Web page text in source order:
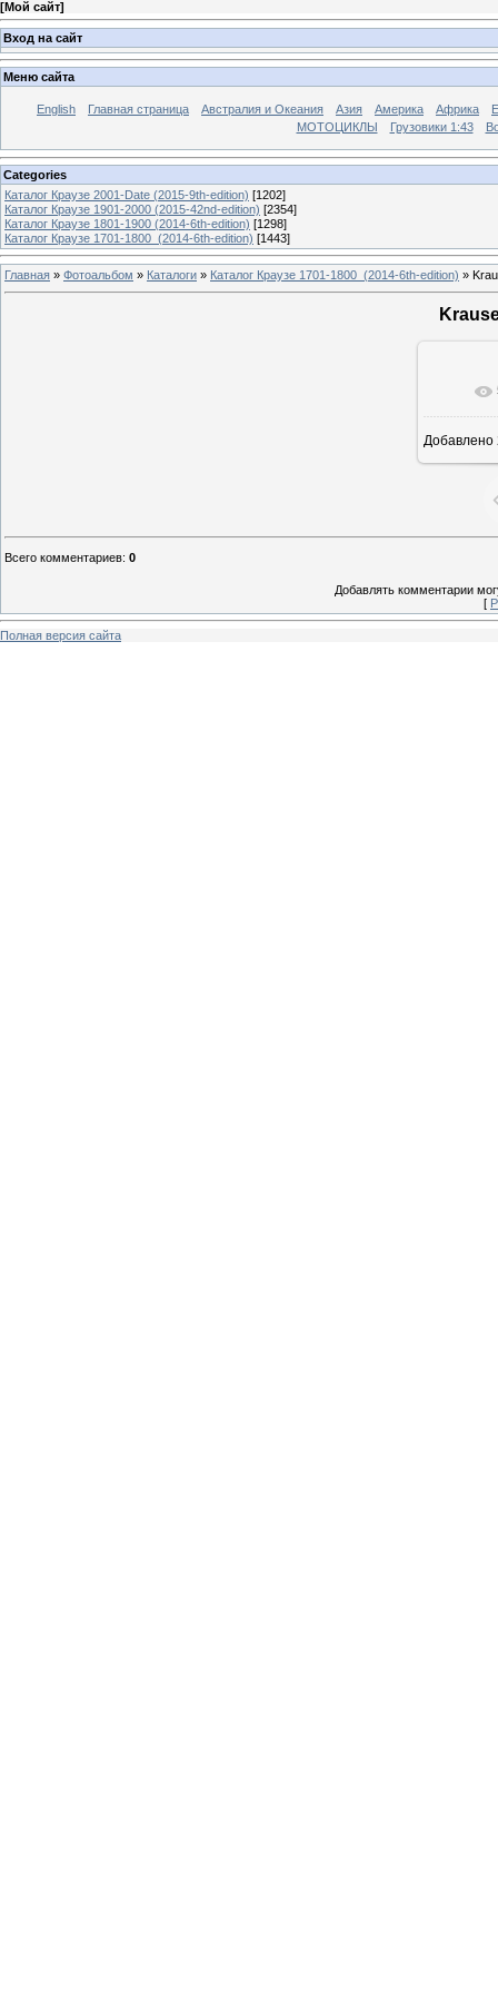
[Мой сайт]
Вход на сайт
Меню сайта
English Главная страница Австралия и Океания Азия Америка Африка
МОТОЦИКЛЫ
Грузовики 1:43
Categories
Каталог Краузе 2001-Date (2015-9th-edition) [1202]
Каталог Краузе 1901-2000 (2015-42nd-edition) [2354]
Каталог Краузе 1801-1900 (2014-6th-edition) [1298]
Каталог Краузе 1701-1800_(2014-6th-edition) [1443]
Главная » Фотоальбом » Каталоги » Каталог Краузе 1701-1800_(2014-6th-edition) »
Добавлено
Всего комментариев: 0
Добавлять комментарии
[
Полная версия сайта